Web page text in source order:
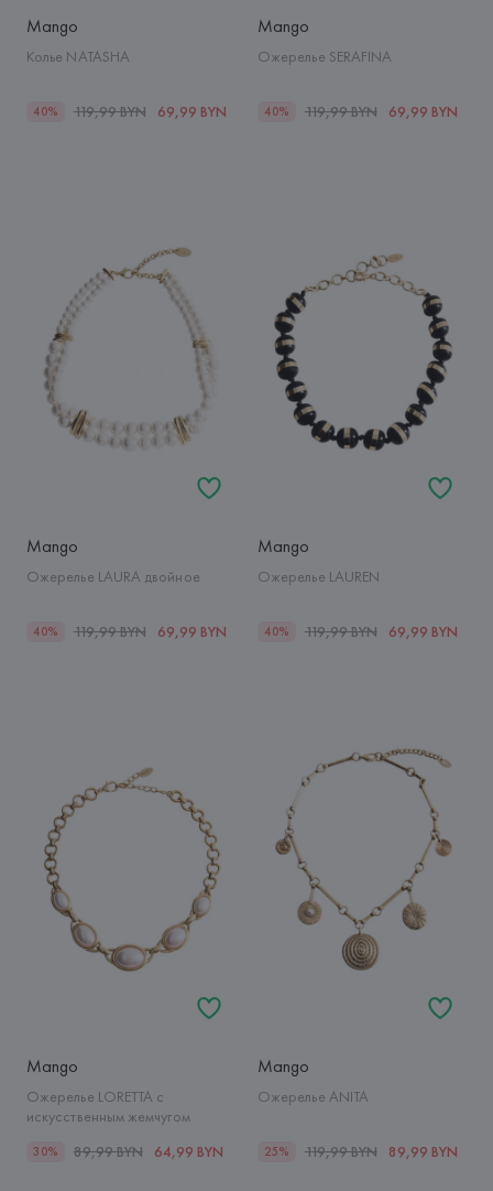
Mango
Колье NATASHA
40% 119,99 BYN 69,99 BYN
Mango
Ожерелье SERAFINA
40% 119,99 BYN 69,99 BYN
Mango
Ожерелье LAURA двойное
40% 119,99 BYN 69,99 BYN
Mango
Ожерелье LAUREN
40% 119,99 BYN 69,99 BYN
Mango
Ожерелье LORETTA с
искусственным жемчугом
30% 89,99 BYN 64,99 BYN
Mango
Ожерелье ANITA
25% 119,99 BYN 89,99 BYN